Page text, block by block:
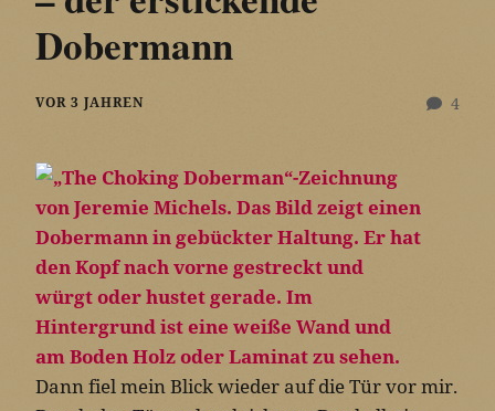
Dobermann
4
VOR 3 JAHREN
Dann fiel mein Blick wieder auf die Tür vor mir.